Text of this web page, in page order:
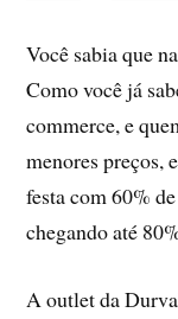
Você sabia que
Como você já
commerce, e
menores preços,
festa com 60%
chegando até
A outlet da